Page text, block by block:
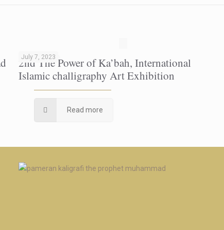
July 7, 2023
2nd The Power of Ka’bah, International
Islamic challigraphy Art Exhibition
Read more